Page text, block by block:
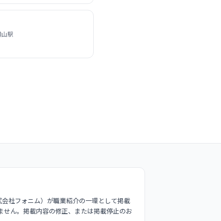
駅
社フォニム）が職業紹介の一環として掲載
ん。掲載内容の修正、または掲載停止のお